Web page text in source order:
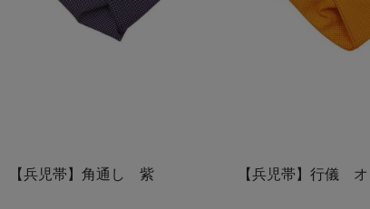
【兵児帯】角通し 紫 【兵児帯】行儀